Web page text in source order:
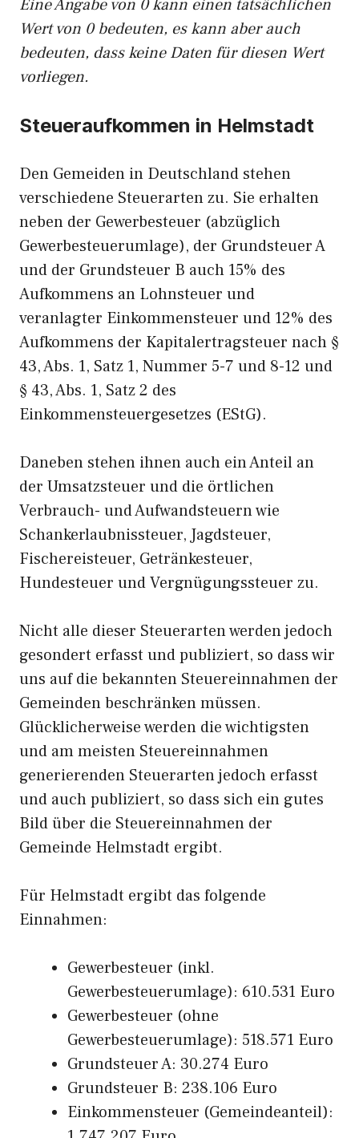
Eine Angabe von 0 kann einen tatsächlichen
Wert von 0 bedeuten, es kann aber auch
bedeuten, dass keine Daten für diesen Wert
vorliegen.
Steueraufkommen in Helmstadt
Den Gemeiden in Deutschland stehen
verschiedene Steuerarten zu. Sie erhalten
neben der Gewerbesteuer (abzüglich
Gewerbesteuerumlage), der Grundsteuer A
und der Grundsteuer B auch 15% des
Aufkommens an Lohnsteuer und
veranlagter Einkommensteuer und 12% des
Aufkommens der Kapitalertragsteuer nach §
43, Abs. 1, Satz 1, Nummer 5-7 und 8-12 und
§ 43, Abs. 1, Satz 2 des
Einkommensteuergesetzes (EStG).
Daneben stehen ihnen auch ein Anteil an
der Umsatzsteuer und die örtlichen
Verbrauch- und Aufwandsteuern wie
Schankerlaubnissteuer, Jagdsteuer,
Fischereisteuer, Getränkesteuer,
Hundesteuer und Vergnügungssteuer zu.
Nicht alle dieser Steuerarten werden jedoch
gesondert erfasst und publiziert, so dass wir
uns auf die bekannten Steuereinnahmen der
Gemeinden beschränken müssen.
Glücklicherweise werden die wichtigsten
und am meisten Steuereinnahmen
generierenden Steuerarten jedoch erfasst
und auch publiziert, so dass sich ein gutes
Bild über die Steuereinnahmen der
Gemeinde Helmstadt ergibt.
Für Helmstadt ergibt das folgende
Einnahmen:
Gewerbesteuer (inkl.
Gewerbesteuerumlage): 610.531 Euro
Gewerbesteuer (ohne
Gewerbesteuerumlage): 518.571 Euro
Grundsteuer A: 30.274 Euro
Grundsteuer B: 238.106 Euro
Einkommensteuer (Gemeindeanteil):